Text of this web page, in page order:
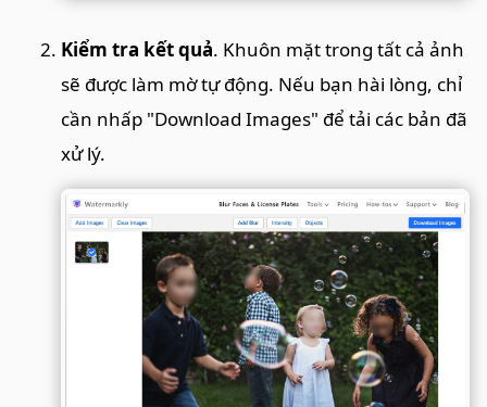
Kiểm tra kết quả. Khuôn mặt trong tất cả ảnh
sẽ được làm mờ tự động. Nếu bạn hài lòng, chỉ
cần nhấp "Download Images" để tải các bản đã
xử lý.